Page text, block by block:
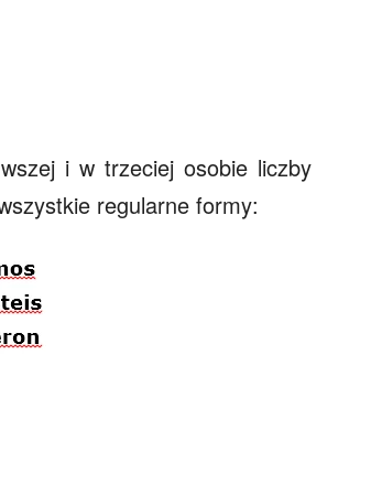
i w trzeciej osobie liczby
regularne formy: